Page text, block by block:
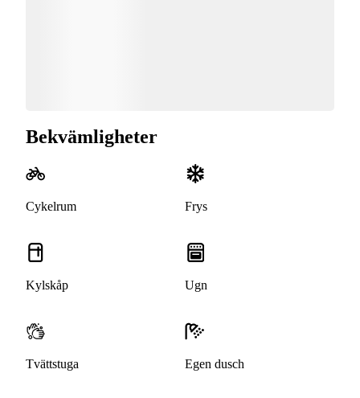
Bekvämligheter
Cykelrum Frys
Kylskåp Ugn
Tvättstuga Egen dusch